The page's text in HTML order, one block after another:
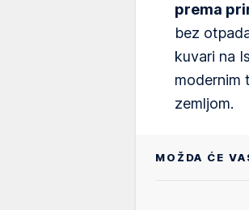
prema
bez
kuvari na
modernim
zemljom.
MOŽDA ĆE